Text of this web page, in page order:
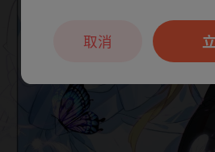
本章节仅支持App阅读，
户7天免费看
取消